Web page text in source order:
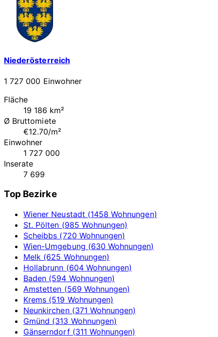
Niederösterreich
1 727 000 Einwohner
Fläche
19 186 km²
Ø Bruttomiete
€12.70/m²
Einwohner
1 727 000
Inserate
7 699
Top Bezirke
Wiener Neustadt (1458 Wohnungen)
St. Pölten (985 Wohnungen)
Scheibbs (720 Wohnungen)
Wien-Umgebung (630 Wohnungen)
Melk (625 Wohnungen)
Hollabrunn (604 Wohnungen)
Baden (594 Wohnungen)
Amstetten (569 Wohnungen)
Krems (519 Wohnungen)
Neunkirchen (371 Wohnungen)
Gmünd (313 Wohnungen)
Gänserndorf (311 Wohnungen)